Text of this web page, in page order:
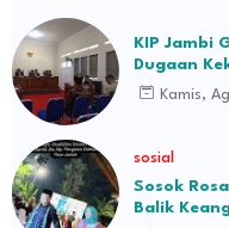
KIP Jambi
Dugaan
Kamis,
sosial
Sosok
Balik